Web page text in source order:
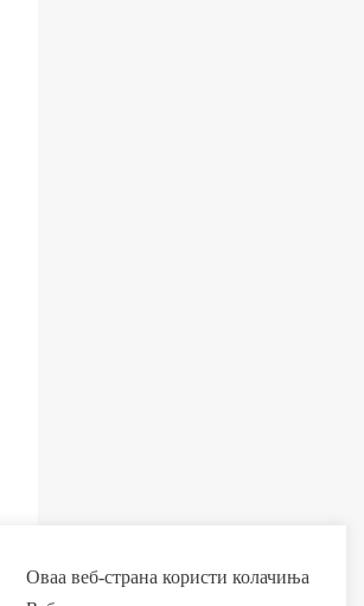
Оваа веб-страна користи колачиња